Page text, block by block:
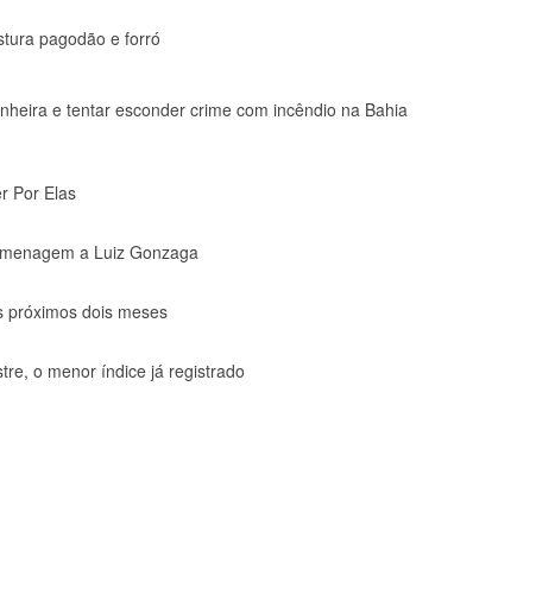
pagodão e forró
e tentar esconder crime com incêndio na Bahia
Por Elas
a Luiz Gonzaga
próximos dois meses
o menor índice já registrado